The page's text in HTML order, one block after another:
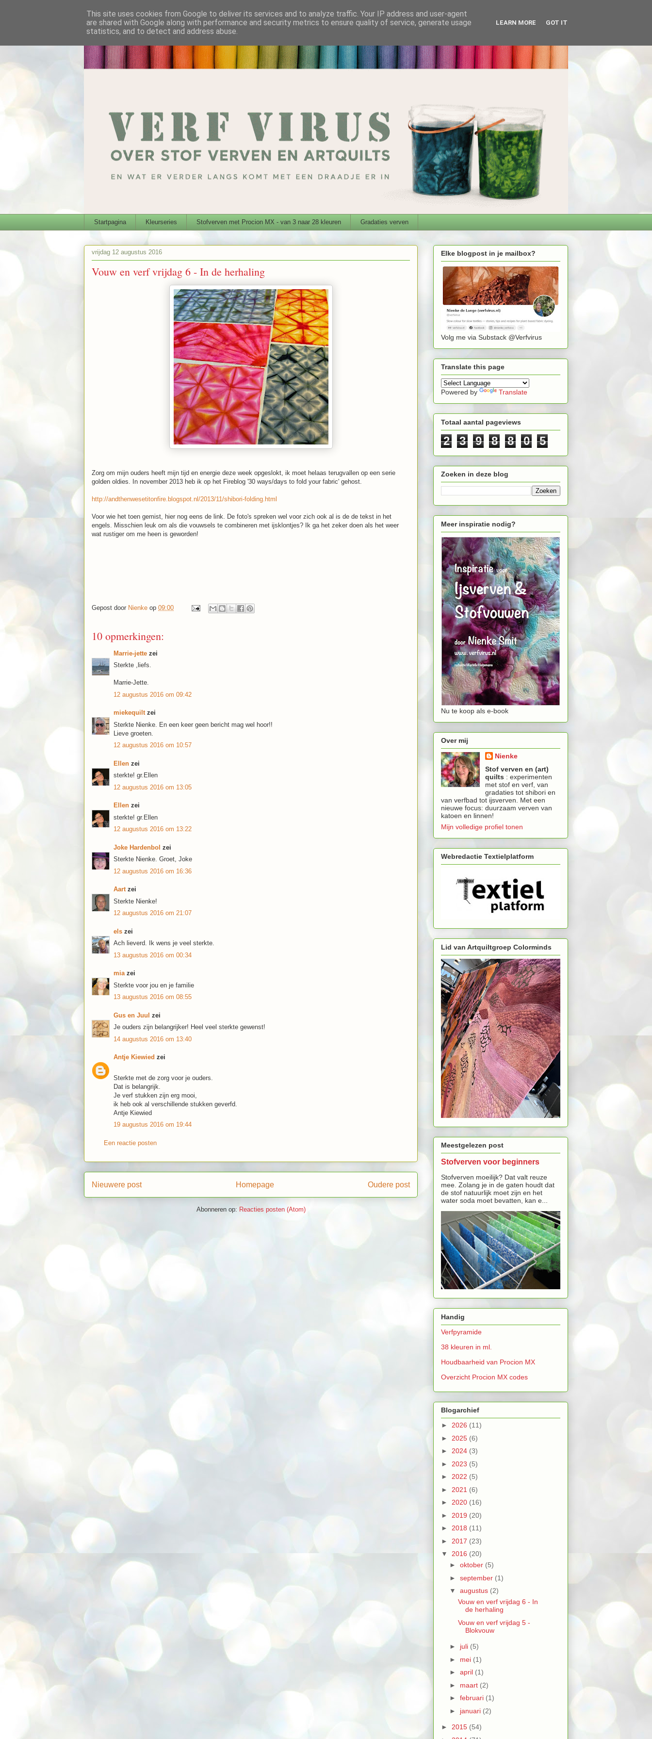
Startpagina Kleurseries Stofverven met Procion MX - van 3 naar 28 kleuren Gradaties verven
vrijdag 12 augustus 2016
Vouw en verf vrijdag 6 - In de herhaling
Zorg om mijn ouders heeft mijn tijd en energie deze week opgeslokt, ik moet helaas terugvallen op een serie
golden oldies. In november 2013 heb ik op het Fireblog '30 ways/days to fold your fabric' gehost.
http://andthenwesetitonfire.blogspot.nl/2013/11/shibori-folding.html
Voor wie het toen gemist, hier nog eens de link. De foto's spreken wel voor zich ook al is de de tekst in het
engels. Misschien leuk om als die vouwsels te combineren met ijsklontjes? Ik ga het zeker doen als het weer
wat rustiger om me heen is geworden!
Gepost door Nienke op 09:00
10 opmerkingen:
Marrie-jette zei
Sterkte ,liefs.
Marrie-Jette.
12 augustus 2016 om 09:42
miekequiltzei
Sterkte Nienke. En een keer geen bericht mag wel hoor!!
Lieve groeten.
12 augustus 2016 om 10:57
Ellen zei
sterkte! gr.Ellen
12 augustus 2016 om 13:05
Ellen zei
sterkte! gr.Ellen
12 augustus 2016 om 13:22
Joke Hardenbol zei
Sterkte Nienke. Groet, Joke
12 augustus 2016 om 16:36
Aartzei
Sterkte Nienke!
12 augustus 2016 om 21:07
els zei
Ach lieverd. Ik wens je veel sterkte.
13 augustus 2016 om 00:34
miazei
Sterkte voor jou en je familie
13 augustus 2016 om 08:55
Gus en Juul zei
Je ouders zijn belangrijker! Heel veel sterkte gewenst!
14 augustus 2016 om 13:40
Antje Kiewied zei
Sterkte met de zorg voor je ouders.
Dat is belangrijk.
Je verf stukken zijn erg mooi,
ik heb ook al verschillende stukken geverfd.
Antje Kiewied
19 augustus 2016 om 19:44
Een reactie posten
Nieuwere post Oudere post
Homepage
Abonneren op: Reacties posten (Atom)
Elke blogpost in je mailbox?
Volg me via Substack @Verfvirus
Translate this page
Powered by Translate
Totaal aantal pageviews
2 3 9 8 8 0 5
Zoeken in deze blog
Meer inspiratie nodig?
Nu te koop als e-book
Over mij
Nienke
Stof verven en (art)
quilts : experimenten
met stof en verf, van
gradaties tot shibori en
van verfbad tot ijsverven. Met een
nieuwe focus: duurzaam verven van
katoen en linnen!
Mijn volledige profiel tonen
Webredactie Textielplatform
Lid van Artquiltgroep Colorminds
Meestgelezen post
Stofverven voor beginners
Stofverven moeilijk? Dat valt reuze
mee. Zolang je in de gaten houdt dat
de stof natuurlijk moet zijn en het
water soda moet bevatten, kan e...
Handig
Verfpyramide
38 kleuren in ml.
Houdbaarheid van Procion MX
Overzicht Procion MX codes
Blogarchief
► 2026 (11)
► 2025 (6)
► 2024 (3)
► 2023 (5)
► 2022 (5)
► 2021 (6)
► 2020 (16)
► 2019 (20)
► 2018 (11)
► 2017 (23)
▼ 2016 (20)
► oktober (5)
► september (1)
▼ augustus (2)
Vouw en verf vrijdag 6 - In
de herhaling
Vouw en verf vrijdag 5 -
Blokvouw
► juli (5)
► mei (1)
► april (1)
► maart (2)
► februari (1)
► januari (2)
► 2015 (54)
This site uses cookies from Google to deliver its services and to analyze traffic. Your IP address and user-agent
are shared with Google along with performance and security metrics to ensure quality of service, generate usage
statistics, and to detect and address abuse.
LEARN MORE GOT IT